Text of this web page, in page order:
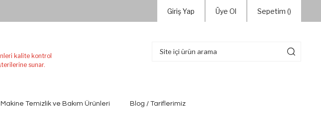
Giriş Yap Üye Ol Sepetim ()
Makine Temizlik ve Bakım Ürünleri Blog / Tariflerimiz